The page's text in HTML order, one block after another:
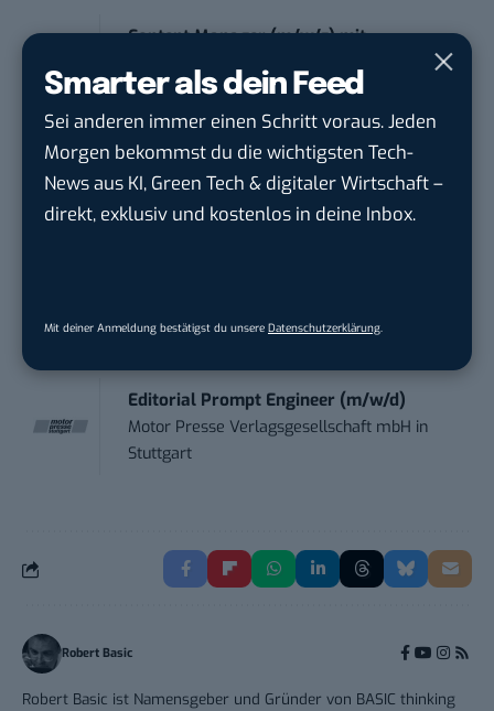
Smarter als dein Feed
Sei anderen immer einen Schritt voraus. Jeden
Morgen bekommst du die wichtigsten Tech-
News aus KI, Green Tech & digitaler Wirtschaft –
direkt, exklusiv und kostenlos in deine Inbox.
Mit deiner Anmeldung bestätigst du unsere Datenschutzerklärung
Content Manager (m/w/g) mit
Schwerpunkt Socia...
LEUCHTTURM1917in Geesthacht
Marketing Manager Social Media and
Content (m...
Wave In Motion GmbHin Köln, Köln
Open Experience GmbHinKarlsruhe
Editorial Prompt Engineer (m/w/d)
Motor Presse Verlagsgesellschaft mbH in
Stuttgart
Robert Basic
Robert Basic ist Namensgeber und Gründer von BASIC thinking